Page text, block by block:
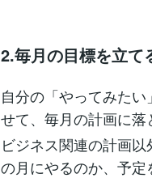
2.毎月の目標を立て
自分の「やってみた
せて、毎月の計画に落
ビジネス関連の計画
の月にやるのか、予定